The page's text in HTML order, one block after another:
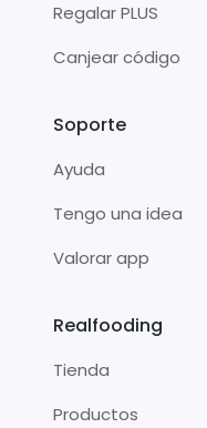
Regalar PLUS
Canjear código
Soporte
Ayuda
Tengo una idea
Valorar app
Realfooding
Tienda
Productos